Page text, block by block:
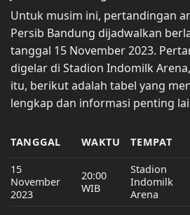
Untuk musim ini, pertandingan
Persib Bandung dijadwalkan
tanggal 15 November 2023.
digelar di Stadion Indomilk
itu, berikut adalah tabel yang
lengkap dan informasi penting
TANGGAL WAKTU TEMPAT
15
November
2023
20:00
WIB
Stadion
Indomilk
Arena